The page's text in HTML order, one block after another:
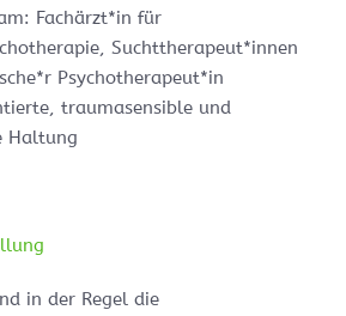
Fachärzt*in für
Suchttherapeut*innen
Psychotherapeut*in
traumasensible und
Haltung
in der Regel die